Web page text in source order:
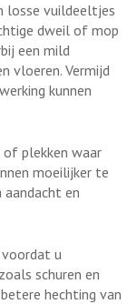
losse vuildeeltjes
dweil of mop
een mild
vloeren. Vermijd
kunnen
of plekken waar
moeilijker te
en
u
schuren en
hechting van